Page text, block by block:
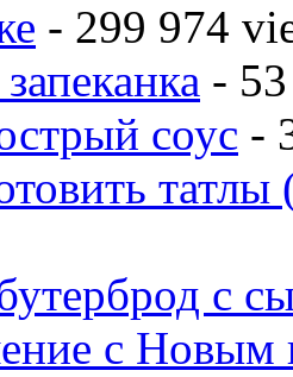
- 299 974
-
соус -
татлы
с
с Новым